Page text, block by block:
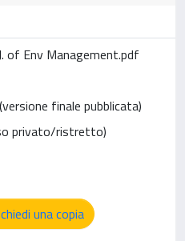
of Env Management.pdf
finale pubblicata)
privato/ristretto)
una copia